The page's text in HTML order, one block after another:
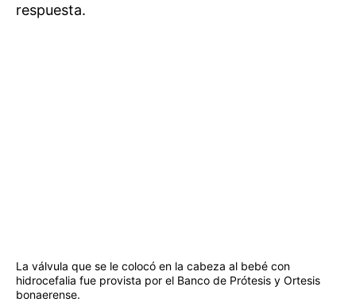
respuesta.
La válvula que se le colocó en la cabeza al bebé con
hidrocefalia fue provista por el Banco de Prótesis y Ortesis
bonaerense.